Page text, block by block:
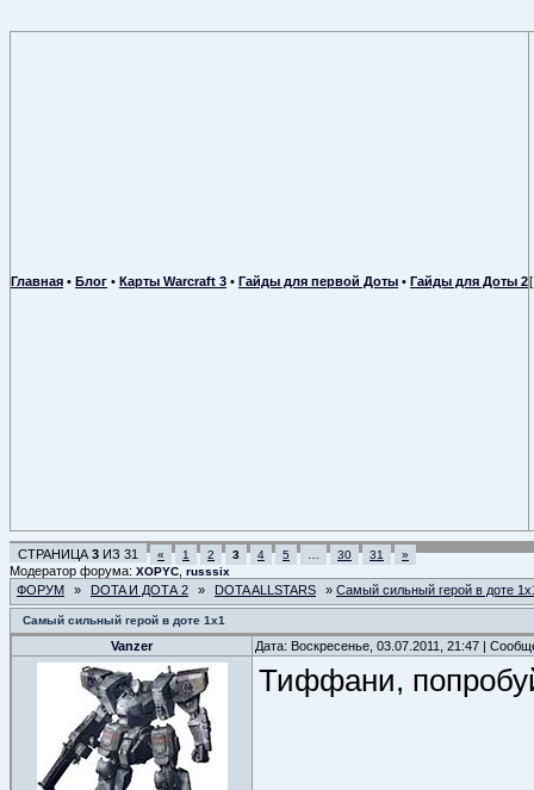
Главная • Блог • Карты Warcraft 3 • Гайды для первой Доты • Гайды для Доты 2
СТРАНИЦА 3 ИЗ 31 « 1 2 3 4 5 30 31 »
Модератор форума: XOPYC russsix
ФОРУМ » DOTA И ДОТА 2 » DOTA ALLSTARS » Самый сильный герой в доте
Самый сильный герой в доте 1х1
Vanzer Дата: Воскресенье, 03.07.2011, 21:47 |
Тиффани,